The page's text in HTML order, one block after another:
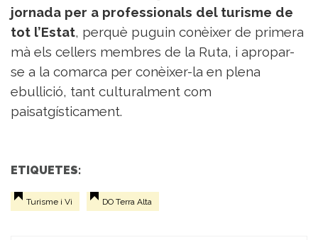
jornada per a professionals del turisme de
tot l’Estat, perquè puguin conèixer de primera
mà els cellers membres de la Ruta, i apropar-
se a la comarca per conèixer-la en plena
ebullició, tant culturalment com
paisatgísticament.
ETIQUETES:
Turisme i Vi DO Terra Alta